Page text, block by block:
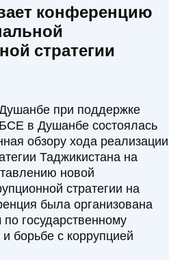
конференцию
стратегии
при поддержке
в Душанбе состоялась
обзору хода реализации
Таджикистана на
новой
стратегии на
была организована
государственному
борьбе с коррупцией